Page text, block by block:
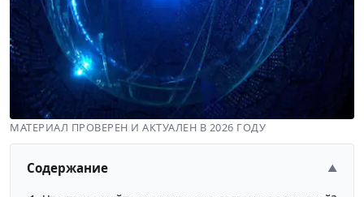
МАТЕРИАЛ ПРОВЕРЕН И АКТУАЛЕН В 2026 ГОДУ
Содержание ▲